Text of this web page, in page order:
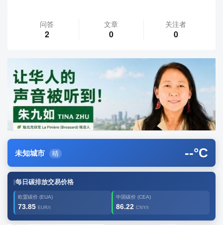
问答
2
文章
0
关注者
0
未知城市 晴 --°C
每日碳排放交易价格
欧盟碳价 (EUA)
73.85 EUR/t
中国碳价 (CEA)
86.22 CNY/t